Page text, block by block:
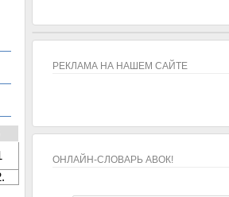
РЕКЛАМА НА НАШЕМ САЙТЕ
ОНЛАЙН-СЛОВАРЬ АВОК!